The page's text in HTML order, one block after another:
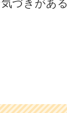
づきがある